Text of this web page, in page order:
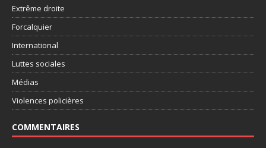
Extrême droite
Forcalquier
International
Luttes sociales
Médias
Violences policières
COMMENTAIRES